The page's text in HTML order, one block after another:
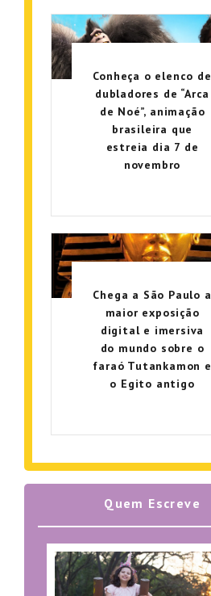
Conheça o elenco de
dubladores de “Arca
de Noé”, animação
brasileira que
estreia dia 7 de
novembro
Chega a São Paulo a
maior exposição
digital e imersiva
do mundo sobre o
faraó Tutankamon e
o Egito antigo
Quem Escreve